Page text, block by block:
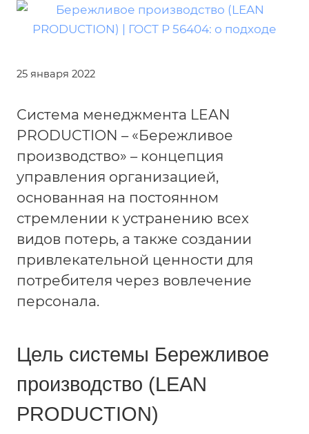
25 января 2022
Система менеджмента LEAN
PRODUCTION – «Бережливое
производство» – концепция
управления организацией,
основанная на постоянном
стремлении к устранению всех
видов потерь, а также создании
привлекательной ценности для
потребителя через вовлечение
персонала.
Цель системы Бережливое
производство (LEAN
PRODUCTION)